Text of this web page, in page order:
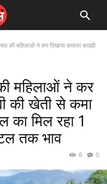
की महिलाओं ने कर दिखाया कमाल! ब्राह्मी
महिलाओं ने कर
की खेती से कमा
का मिल रहा 1
तक भाव
0
6